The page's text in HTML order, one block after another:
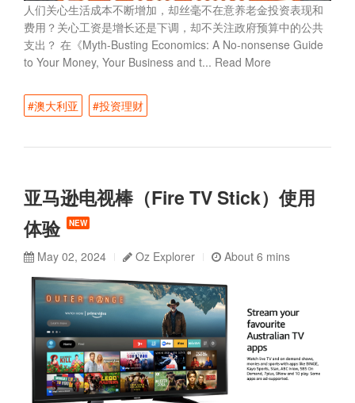
人们关心生活成本不断增加，却丝毫不在意养老金投资表现和
费用？关心工资是增长还是下调，却不关注政府预算中的公共
支出？ 在《Myth-Busting Economics: A No-nonsense Guide
to Your Money, Your Business and t... Read More
#澳大利亚 #投资理财
亚马逊电视棒（Fire TV Stick）使用
体验
NEW
May 02, 2024 Oz Explorer About 6 mins